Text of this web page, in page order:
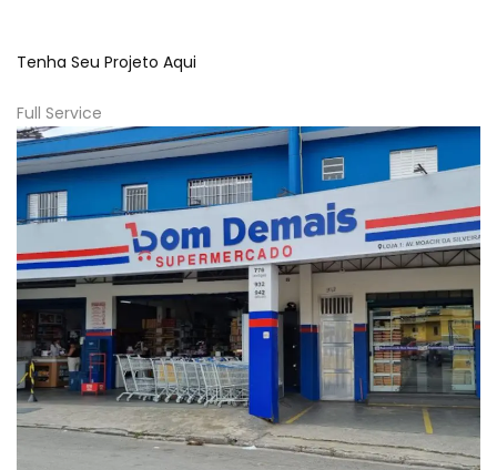
Tenha Seu Projeto Aqui
Full Service